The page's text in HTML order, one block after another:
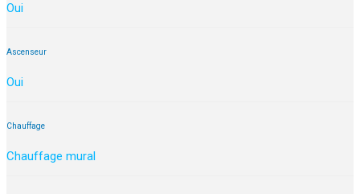
Oui
Ascenseur
Oui
Chauffage
Chauffage mural